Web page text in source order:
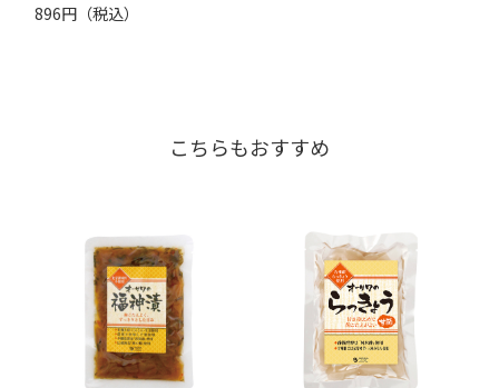
896円（税込）
こちらもおすすめ